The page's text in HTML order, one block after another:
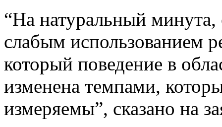
“На натуральный
слабым использованием
который поведение в
изменена темпами,
измеряемы”, сказано на